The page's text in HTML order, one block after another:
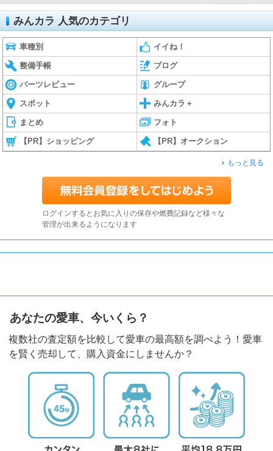
みんカラ 人気のカテゴリ
車種別 イイね！
整備手帳 ブログ
パーツレビュー グループ
スポット みんカラ＋
まとめ フォト
【PR】ショッピング 【PR】オークション
もっと見る
ログインするとお気に入りの保存や燃費記録など様々な
管理が出来るようになります
あなたの愛車、今いくら？
複数社の査定額を比較して愛車の最高額を調べよう！愛車
を賢く売却して、購入資金にしませんか？